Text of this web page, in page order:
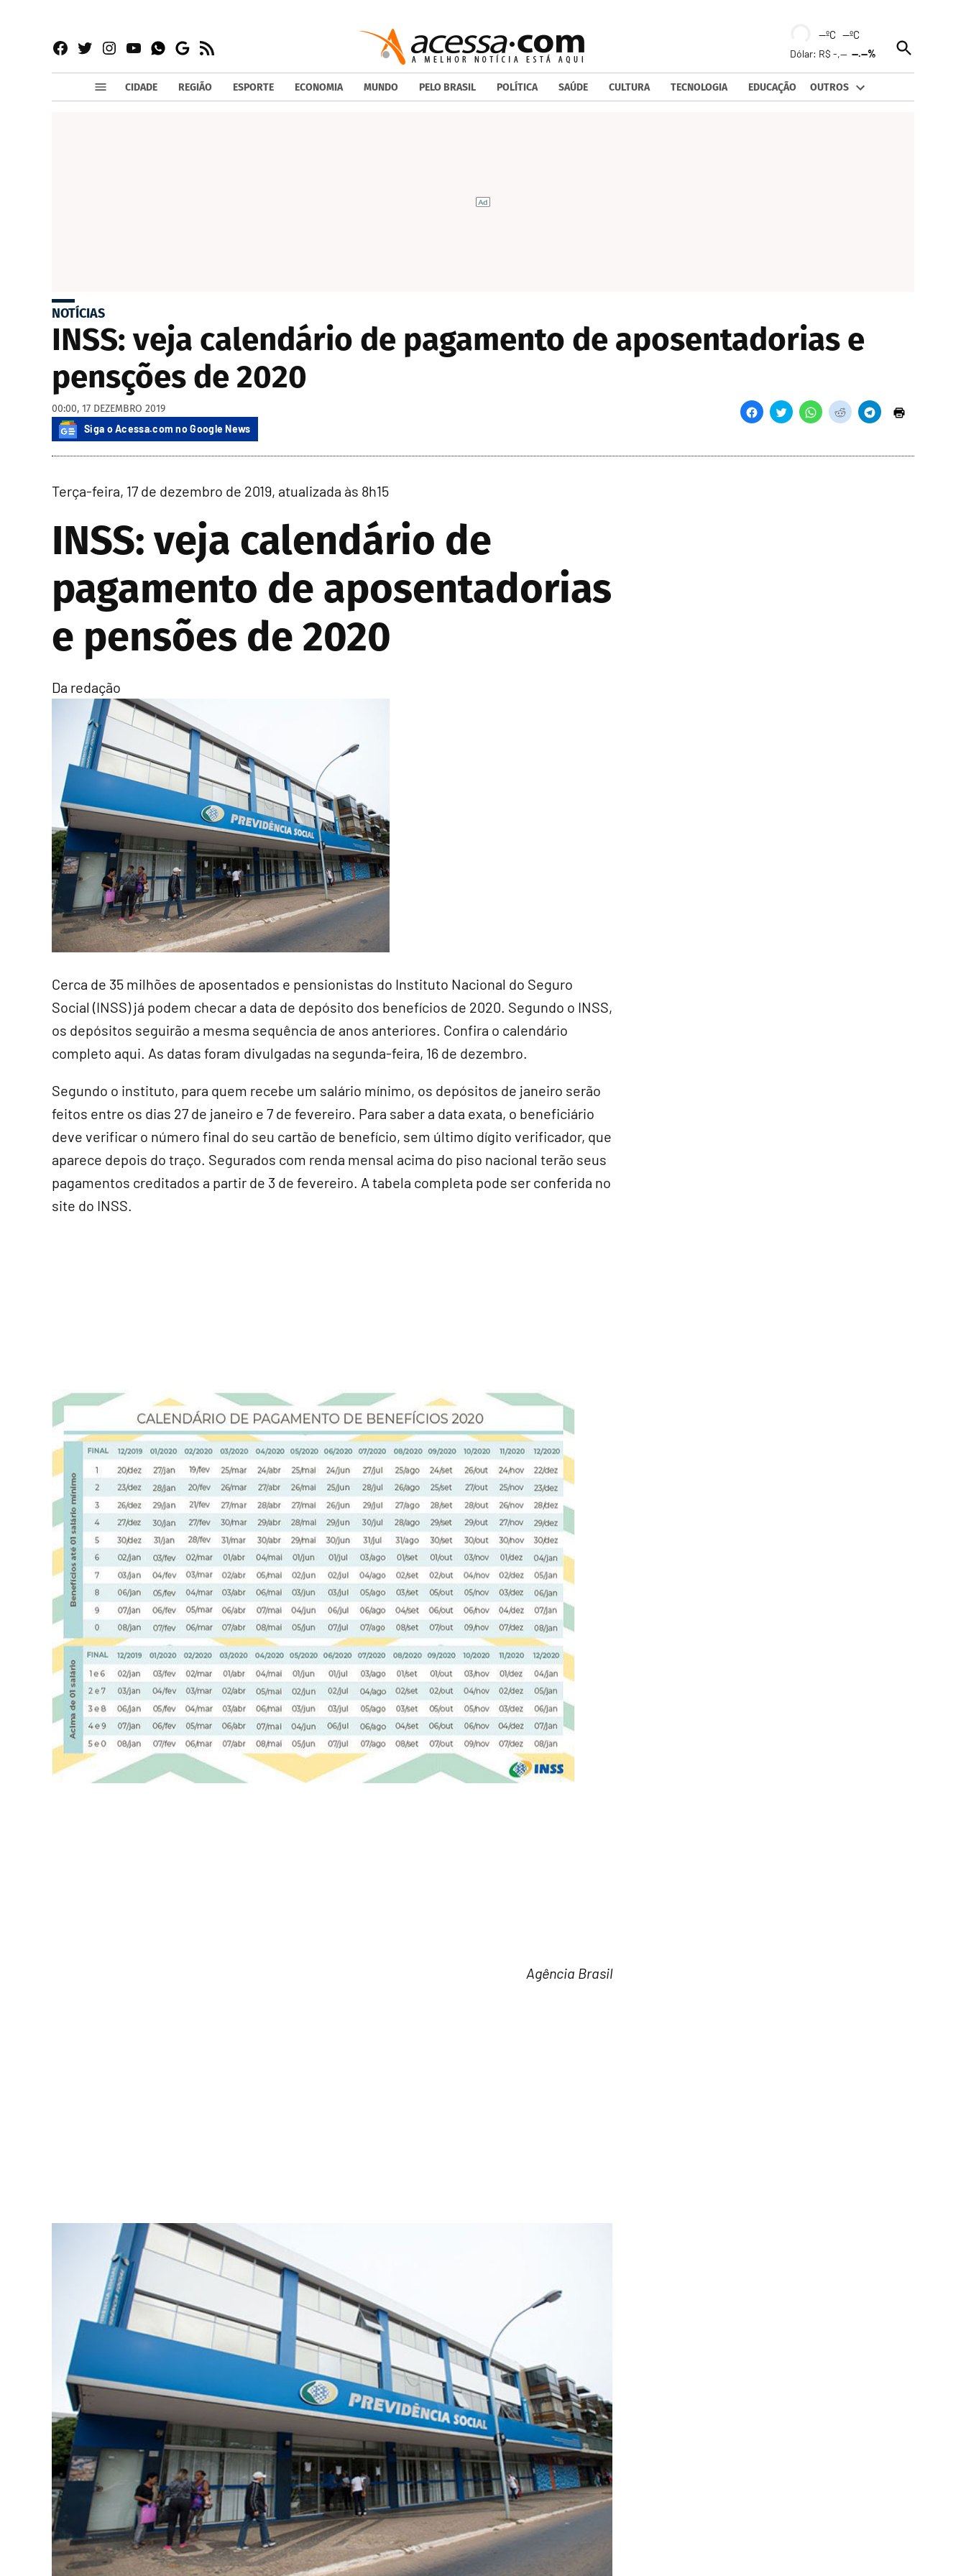
Facebook
TwitterInstagram
YouTubeWhatsapp
Google
News
RSS
--ºC --ºC
Dólar: R$ -,----.--%
Open
Search
CIDADE REGIÃO ESPORTE ECONOMIA MUNDO PELO BRASIL POLÍTICA SAÚDE CULTURA TECNOLOGIA EDUCAÇÃO OUTROS
NOTÍCIAS
INSS: veja calendário de pagamento de aposentadorias e
pensções de 2020
00:00, 17 DEZEMBRO 2019
Siga o Acessa.com no Google News
Terça-feira, 17 de dezembro de 2019, atualizada às 8h15
INSS: veja calendário de
pagamento de aposentadorias
e pensões de 2020
Da redação
Cerca de 35 milhões de aposentados e pensionistas do Instituto Nacional do Seguro
Social (INSS) já podem checar a data de depósito dos benefícios de 2020. Segundo o INSS,
os depósitos seguirão a mesma sequência de anos anteriores. Confira o calendário
completo aqui. As datas foram divulgadas na segunda-feira, 16 de dezembro.
Segundo o instituto, para quem recebe um salário mínimo, os depósitos de janeiro serão
feitos entre os dias 27 de janeiro e 7 de fevereiro. Para saber a data exata, o beneficiário
deve verificar o número final do seu cartão de benefício, sem último dígito verificador, que
aparece depois do traço. Segurados com renda mensal acima do piso nacional terão seus
pagamentos creditados a partir de 3 de fevereiro. A tabela completa pode ser conferida no
site do INSS.
Agência Brasil